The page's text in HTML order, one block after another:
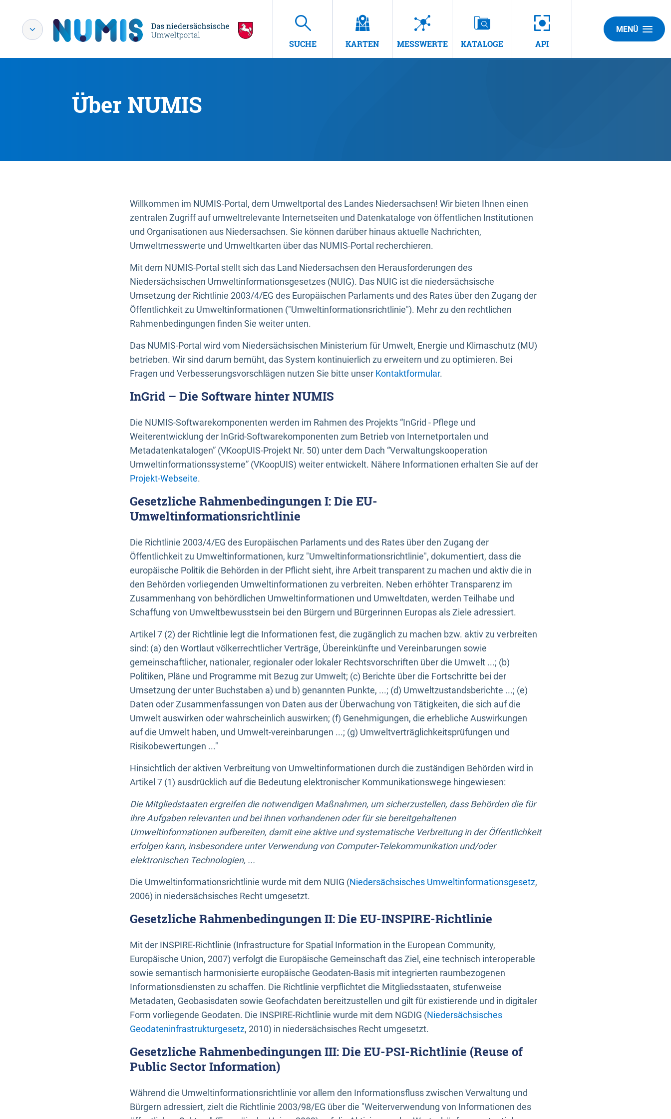
SUCHE KARTEN MESSWERTE KATALOGE API
MENÜ
Über NUMIS
Willkommen im NUMIS-Portal, dem Umweltportal des Landes Niedersachsen! Wir bieten Ihnen einen
zentralen Zugriff auf umweltrelevante Internetseiten und Datenkataloge von öffentlichen Institutionen
und Organisationen aus Niedersachsen. Sie können darüber hinaus aktuelle Nachrichten,
Umweltmesswerte und Umweltkarten über das NUMIS-Portal recherchieren.
Mit dem NUMIS-Portal stellt sich das Land Niedersachsen den Herausforderungen des
Niedersächsischen Umweltinformationsgesetzes (NUIG). Das NUIG ist die niedersächsische
Umsetzung der Richtlinie 2003/4/EG des Europäischen Parlaments und des Rates über den Zugang der
Öffentlichkeit zu Umweltinformationen ("Umweltinformationsrichtlinie"). Mehr zu den rechtlichen
Rahmenbedingungen finden Sie weiter unten.
Das NUMIS-Portal wird vom Niedersächsischen Ministerium für Umwelt, Energie und Klimaschutz (MU)
betrieben. Wir sind darum bemüht, das System kontinuierlich zu erweitern und zu optimieren. Bei
Fragen und Verbesserungsvorschlägen nutzen Sie bitte unser Kontaktformular.
InGrid – Die Software hinter NUMIS
Die NUMIS-Softwarekomponenten werden im Rahmen des Projekts “InGrid - Pflege und
Weiterentwicklung der InGrid-Softwarekomponenten zum Betrieb von Internetportalen und
Metadatenkatalogen” (VKoopUIS-Projekt Nr. 50) unter dem Dach “Verwaltungskooperation
Umweltinformationssysteme” (VKoopUIS) weiter entwickelt. Nähere Informationen erhalten Sie auf der
Projekt-Webseite.
Gesetzliche Rahmenbedingungen I: Die EU-
Umweltinformationsrichtlinie
Die Richtlinie 2003/4/EG des Europäischen Parlaments und des Rates über den Zugang der
Öffentlichkeit zu Umweltinformationen, kurz "Umweltinformationsrichtlinie", dokumentiert, dass die
europäische Politik die Behörden in der Pflicht sieht, ihre Arbeit transparent zu machen und aktiv die in
den Behörden vorliegenden Umweltinformationen zu verbreiten. Neben erhöhter Transparenz im
Zusammenhang von behördlichen Umweltinformationen und Umweltdaten, werden Teilhabe und
Schaffung von Umweltbewusstsein bei den Bürgern und Bürgerinnen Europas als Ziele adressiert.
Artikel 7 (2) der Richtlinie legt die Informationen fest, die zugänglich zu machen bzw. aktiv zu verbreiten
sind: (a) den Wortlaut völkerrechtlicher Verträge, Übereinkünfte und Vereinbarungen sowie
gemeinschaftlicher, nationaler, regionaler oder lokaler Rechtsvorschriften über die Umwelt ...; (b)
Politiken, Pläne und Programme mit Bezug zur Umwelt; (c) Berichte über die Fortschritte bei der
Umsetzung der unter Buchstaben a) und b) genannten Punkte, ...; (d) Umweltzustandsberichte ...; (e)
Daten oder Zusammenfassungen von Daten aus der Überwachung von Tätigkeiten, die sich auf die
Umwelt auswirken oder wahrscheinlich auswirken; (f) Genehmigungen, die erhebliche Auswirkungen
auf die Umwelt haben, und Umwelt-vereinbarungen ...; (g) Umweltverträglichkeitsprüfungen und
Risikobewertungen ..."
Hinsichtlich der aktiven Verbreitung von Umweltinformationen durch die zuständigen Behörden wird in
Artikel 7 (1) ausdrücklich auf die Bedeutung elektronischer Kommunikationswege hingewiesen:
Die Mitgliedstaaten ergreifen die notwendigen Maßnahmen, um sicherzustellen, dass Behörden die für
ihre Aufgaben relevanten und bei ihnen vorhandenen oder für sie bereitgehaltenen
Umweltinformationen aufbereiten, damit eine aktive und systematische Verbreitung in der Öffentlichkeit
erfolgen kann, insbesondere unter Verwendung von Computer-Telekommunikation und/oder
elektronischen Technologien, ...
Die Umweltinformationsrichtlinie wurde mit dem NUIG (Niedersächsisches Umweltinformationsgesetz,
2006) in niedersächsisches Recht umgesetzt.
Gesetzliche Rahmenbedingungen II: Die EU-INSPIRE-Richtlinie
Mit der INSPIRE-Richtlinie (Infrastructure for Spatial Information in the European Community,
Europäische Union, 2007) verfolgt die Europäische Gemeinschaft das Ziel, eine technisch interoperable
sowie semantisch harmonisierte europäische Geodaten-Basis mit integrierten raumbezogenen
Informationsdiensten zu schaffen. Die Richtlinie verpflichtet die Mitgliedsstaaten, stufenweise
Metadaten, Geobasisdaten sowie Geofachdaten bereitzustellen und gilt für existierende und in digitaler
Form vorliegende Geodaten. Die INSPIRE-Richtlinie wurde mit dem NGDIG (Niedersächsisches
Geodateninfrastrukturgesetz, 2010) in niedersächsisches Recht umgesetzt.
Gesetzliche Rahmenbedingungen III: Die EU-PSI-Richtlinie (Reuse of
Public Sector Information)
Während die Umweltinformationsrichtlinie vor allem den Informationsfluss zwischen Verwaltung und
Bürgern adressiert, zielt die Richtlinie 2003/98/EG über die "Weiterverwendung von Informationen des